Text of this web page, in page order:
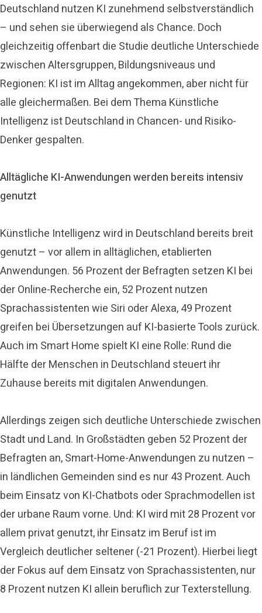
Deutschland nutzen KI zunehmend selbstverständlich
– und sehen sie überwiegend als Chance. Doch
gleichzeitig offenbart die Studie deutliche Unterschiede
zwischen Altersgruppen, Bildungsniveaus und
Regionen: KI ist im Alltag angekommen, aber nicht für
alle gleichermaßen. Bei dem Thema Künstliche
Intelligenz ist Deutschland in Chancen- und Risiko-
Denker gespalten.
Alltägliche KI-Anwendungen werden bereits intensiv
genutzt
Künstliche Intelligenz wird in Deutschland bereits breit
genutzt – vor allem in alltäglichen, etablierten
Anwendungen. 56 Prozent der Befragten setzen KI bei
der Online-Recherche ein, 52 Prozent nutzen
Sprachassistenten wie Siri oder Alexa, 49 Prozent
greifen bei Übersetzungen auf KI-basierte Tools zurück.
Auch im Smart Home spielt KI eine Rolle: Rund die
Hälfte der Menschen in Deutschland steuert ihr
Zuhause bereits mit digitalen Anwendungen.
Allerdings zeigen sich deutliche Unterschiede zwischen
Stadt und Land. In Großstädten geben 52 Prozent der
Befragten an, Smart-Home-Anwendungen zu nutzen –
in ländlichen Gemeinden sind es nur 43 Prozent. Auch
beim Einsatz von KI-Chatbots oder Sprachmodellen ist
der urbane Raum vorne. Und: KI wird mit 28 Prozent vor
allem privat genutzt, ihr Einsatz im Beruf ist im
Vergleich deutlicher seltener (-21 Prozent). Hierbei liegt
der Fokus auf dem Einsatz von Sprachassistenten, nur
8 Prozent nutzen KI allein beruflich zur Texterstellung.